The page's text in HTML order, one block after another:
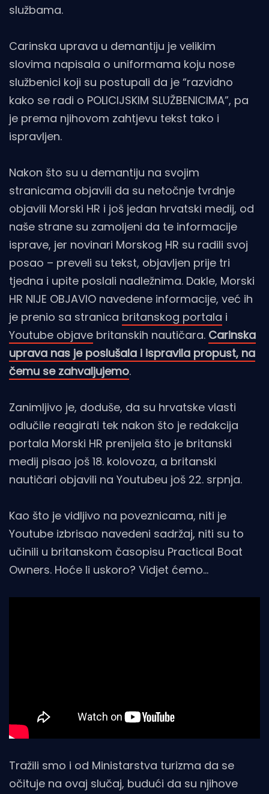
službama.
Carinska uprava u demantiju je velikim
slovima napisala o uniformama koju nose
službenici koji su postupali da je “razvidno
kako se radi o POLICIJSKIM SLUŽBENICIMA”, pa
je prema njihovom zahtjevu tekst tako i
ispravljen.
Nakon što su u demantiju na svojim
stranicama objavili da su netočnje tvrdnje
objavili Morski HR i još jedan hrvatski medij, od
naše strane su zamoljeni da te informacije
isprave, jer novinari Morskog HR su radili svoj
posao – preveli su tekst, objavljen prije tri
tjedna i upite poslali nadležnima. Dakle, Morski
HR NIJE OBJAVIO navedene informacije, već ih
je prenio sa stranica britanskog portala i
Youtube objave britanskih nautičara. Carinska
uprava nas je poslušala i ispravila propust, na
čemu se zahvaljujemo.
Zanimljivo je, doduše, da su hrvatske vlasti
odlučile reagirati tek nakon što je redakcija
portala Morski HR prenijela što je britanski
medij pisao još 18. kolovoza, a britanski
nautičari objavili na Youtubeu još 22. srpnja.
Kao što je vidljivo na poveznicama, niti je
Youtube izbrisao navedeni sadržaj, niti su to
učinili u britanskom časopisu Practical Boat
Owners. Hoće li uskoro? Vidjet ćemo…
Tražili smo i od Ministarstva turizma da se
očituje na ovaj slučaj, budući da su njihove